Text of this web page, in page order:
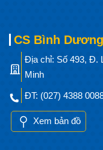
CS Bình Dương
Địa chỉ: Số 493, Đ.
Minh
ĐT: (027) 4388
Xem bản đồ